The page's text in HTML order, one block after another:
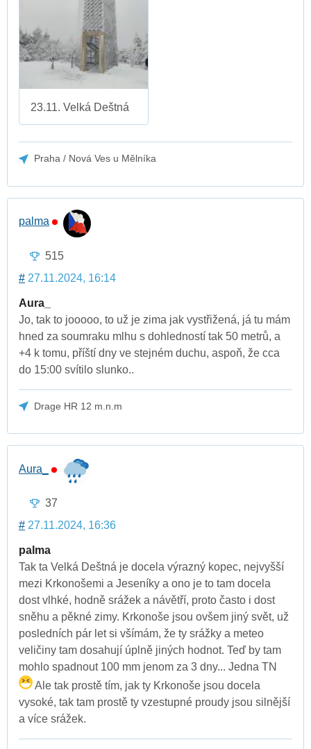
23.11. Velká Deštná
Praha / Nová Ves u Mělníka
palma
515
# 27.11.2024, 16:14
Aura_
Jo, tak to jooooo, to už je zima jak vystřižená, já tu mám
hned za soumraku mlhu s dohledností tak 50 metrů, a
+4 k tomu, příští dny ve stejném duchu, aspoň, že cca
do 15:00 svítilo slunko..
Drage HR 12 m.n.m
Aura_
37
# 27.11.2024, 16:36
palma
Tak ta Velká Deštná je docela výrazný kopec, nejvyšší
mezi Krkonošemi a Jeseníky a ono je to tam docela
dost vlhké, hodně srážek a návětří, proto často i dost
sněhu a pěkné zimy. Krkonoše jsou ovšem jiný svět, už
posledních pár let si všímám, že ty srážky a meteo
veličiny tam dosahují úplně jiných hodnot. Teď by tam
mohlo spadnout 100 mm jenom za 3 dny... Jedna TN
Ale tak prostě tím, jak ty Krkonoše jsou docela
vysoké, tak tam prostě ty vzestupné proudy jsou silnější
a více srážek.